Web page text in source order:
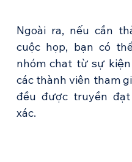
Ngoài ra, nếu cần
cuộc họp, bạn có
nhóm chat từ sự
các thành viên tham
đều được truyền
xác.